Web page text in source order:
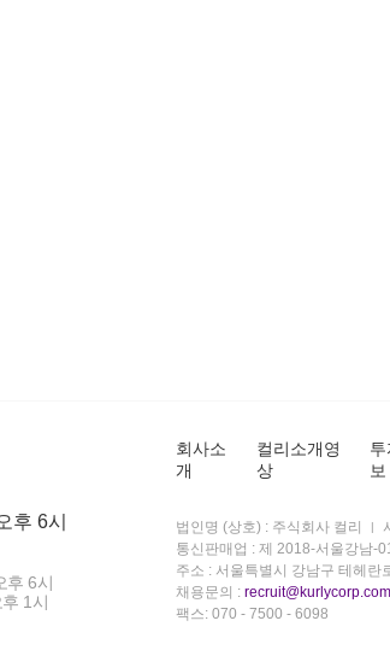
후 6시
후 6시
1시
회사소
개
컬리소개영
상
투
보
법인명 (상호) : 주식회사 컬리
통신판매업 : 제 2018-서울강남-
주소 : 서울특별시 강남구 테헤란
채용문의 : recruit@kurlycorp.com
팩스: 070 - 7500 - 6098